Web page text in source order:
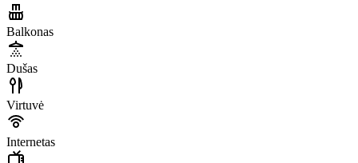
Balkonas
Dušas
Virtuvė
Internetas